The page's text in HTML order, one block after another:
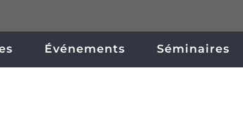
Événements Séminaires